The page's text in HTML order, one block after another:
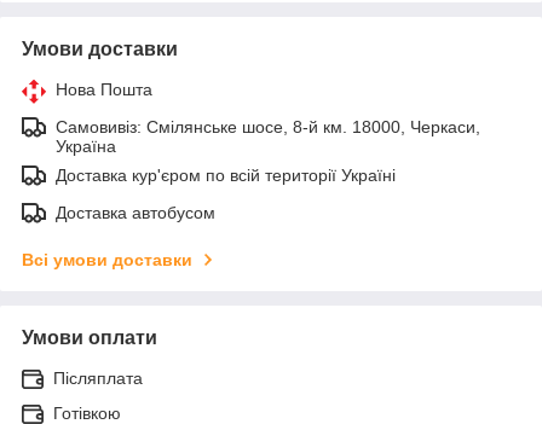
Умови доставки
Нова Пошта
Самовивіз: Смілянське шосе, 8-й км. 18000, Черкаси,
Україна
Доставка кур'єром по всій території Україні
Доставка автобусом
Всі умови доставки
Умови оплати
Післяплата
Готівкою